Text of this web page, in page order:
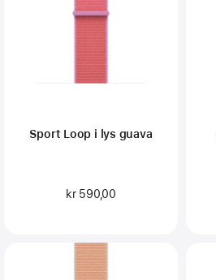
Sport Loop i lys guava
kr 590,00